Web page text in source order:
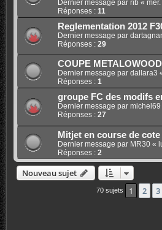
Dernier message par rib «
Réponses : 11
Reglementation 2012
Dernier message par
Réponses : 29
COUPE
Dernier message par dallara3
Réponses : 1
groupe FC des modifs
Dernier message par michel69
Réponses : 27
Mitjet en course de cote
Dernier message par MR30«
Réponses : 2
Nouveau sujet
70 sujets 1 2 3